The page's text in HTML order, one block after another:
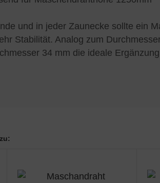
und in jeder Zaunecke sollte ein
Stabilität. Analog zum
34 mm die ideale